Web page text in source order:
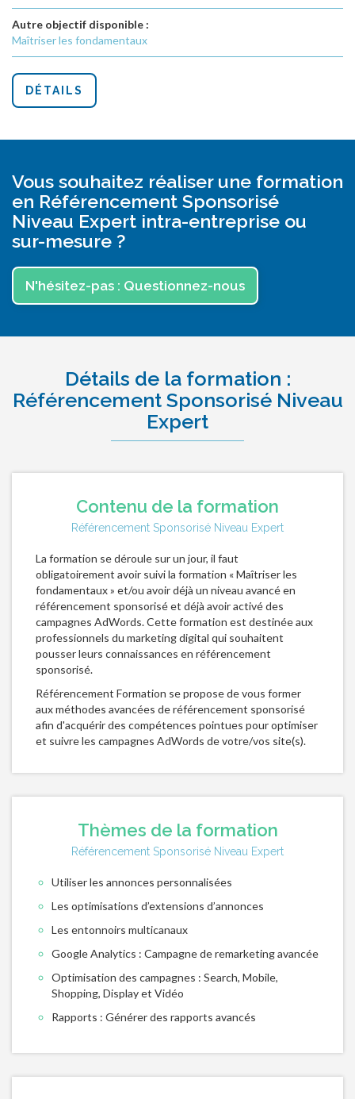
Autre objectif disponible :
Maîtriser les fondamentaux
DÉTAILS
Vous souhaitez réaliser une formation
en Référencement Sponsorisé
Niveau Expert intra-entreprise ou
sur-mesure ?
N'hésitez-pas : Questionnez-nous
Détails de la formation :
Référencement Sponsorisé Niveau
Expert
Contenu de la formation
Référencement Sponsorisé Niveau Expert
La formation se déroule sur un jour, il faut
obligatoirement avoir suivi la formation « Maîtriser les
fondamentaux » et/ou avoir déjà un niveau avancé en
référencement sponsorisé et déjà avoir activé des
campagnes AdWords. Cette formation est destinée aux
professionnels du marketing digital qui souhaitent
pousser leurs connaissances en référencement
sponsorisé.
Référencement Formation se propose de vous former
aux méthodes avancées de référencement sponsorisé
afin d'acquérir des compétences pointues pour optimiser
et suivre les campagnes AdWords de votre/vos site(s).
Thèmes de la formation
Référencement Sponsorisé Niveau Expert
Utiliser les annonces personnalisées
Les optimisations d’extensions d’annonces
Les entonnoirs multicanaux
Google Analytics : Campagne de remarketing avancée
Optimisation des campagnes : Search, Mobile,
Shopping, Display et Vidéo
Rapports : Générer des rapports avancés